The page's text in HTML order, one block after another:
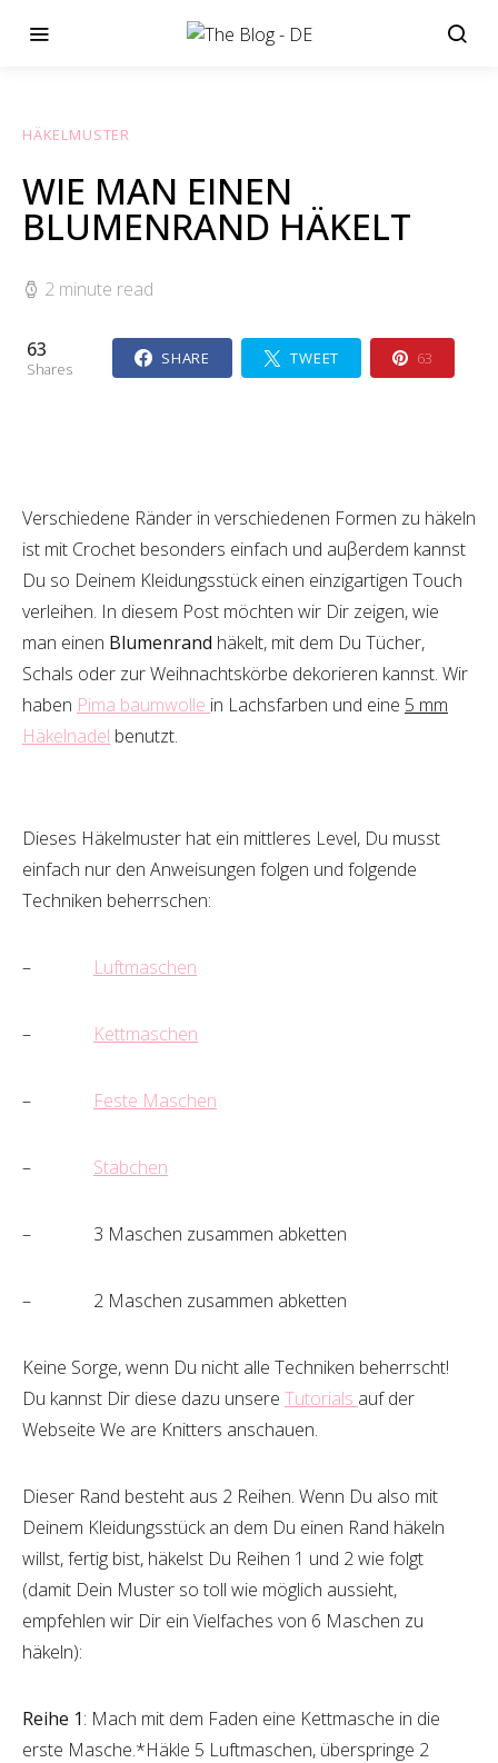
HÄKELMUSTER
WIE MAN EINEN
BLUMENRAND HÄKELT
2 minute read
63
Shares
SHARE TWEET 63
Verschiedene Ränder in verschiedenen Formen zu häkeln
ist mit Crochet besonders einfach und auβerdem kannst
Du so Deinem Kleidungsstück einen einzigartigen Touch
verleihen. In diesem Post möchten wir Dir zeigen, wie
man einen Blumenrand häkelt, mit dem Du Tücher,
Schals oder zur Weihnachtskörbe dekorieren kannst. Wir
haben Pima baumwolle in Lachsfarben und eine 5 mm
Häkelnadel benutzt.
Dieses Häkelmuster hat ein mittleres Level, Du musst
einfach nur den Anweisungen folgen und folgende
Techniken beherrschen:
– Luftmaschen
– Kettmaschen
– Feste Maschen
– Stäbchen
– 3 Maschen zusammen abketten
– 2 Maschen zusammen abketten
Keine Sorge, wenn Du nicht alle Techniken beherrscht!
Du kannst Dir diese dazu unsere Tutorials auf der
Webseite We are Knitters anschauen.
Dieser Rand besteht aus 2 Reihen. Wenn Du also mit
Deinem Kleidungsstück an dem Du einen Rand häkeln
willst, fertig bist, häkelst Du Reihen 1 und 2 wie folgt
(damit Dein Muster so toll wie möglich aussieht,
empfehlen wir Dir ein Vielfaches von 6 Maschen zu
häkeln):
Reihe 1: Mach mit dem Faden eine Kettmasche in die
erste Masche.*Häkle 5 Luftmaschen, überspringe 2